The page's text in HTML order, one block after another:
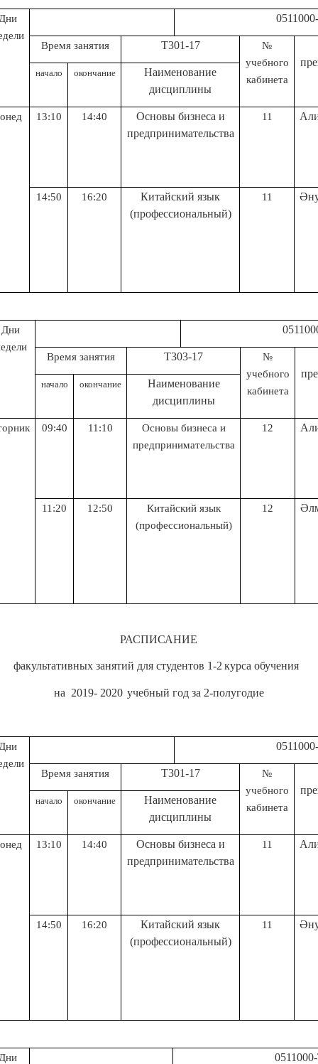
0511000-Туризм
Время занятия Т301-17
№
учебного
кабинета
начало окончание Наименование
дисциплины
13:10 14:40
Основы бизнеса и
предпринимательства
11
14:50 16:20
Китайский язык
(профессиональный)
11
Дни
0511000-
Время занятия Т303-17
№
учебного
кабинета
начало окончание Наименование
дисциплины
09:40 11:10
Основы бизнеса и
предпринимательства
12
11:20 12:50
Китайский язык
(профессиональный)
12
РАСПИСАНИЕ
факультативных занятий для студентов 1-2 курса обучения
на 2019- 2020 учебный годза 2-полугодие
0511000-Туризм
Время занятия Т301-17
№
учебного
кабинета
начало окончание Наименование
дисциплины
13:10 14:40
Основы бизнеса и
предпринимательства
11
14:50 16:20
Китайский язык
(профессиональный)
11
0511000-Туризм